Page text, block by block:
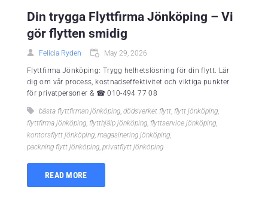
Din trygga Flyttfirma Jönköping – Vi
gör flytten smidig
Felicia Ryden May 29, 2026
Flyttfirma Jönköping: Trygg helhetslösning för din flytt. Lär
dig om vår process, kostnadseffektivitet och viktiga punkter
för privatpersoner & ☎ 010-494 77 08
bästa flyttfirman jönköping, dödsverket flytt, flytt jönköping,
flyttfirma jönköping, flytthjälp jönköping, flyttservice jönköping,
kontorsflytt jönköping, magasinering jönköping,
packning flytt jönköping, privatflytt jönköping
READ MORE